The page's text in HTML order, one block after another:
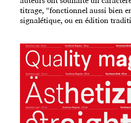
titrage, “fonctionnel aussi bien
signalétique, ou en édition